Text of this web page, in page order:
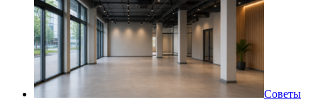
Советы